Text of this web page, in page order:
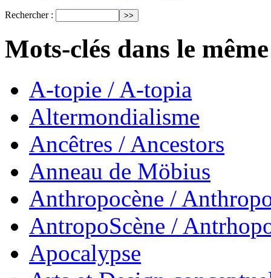
Rechercher :
Mots-clés dans le
A-topie / A-topia
Altermondialisme
Ancêtres / Ancestors
Anneau de Möbius
Anthropocène /
AntropoScène /
Apocalypse